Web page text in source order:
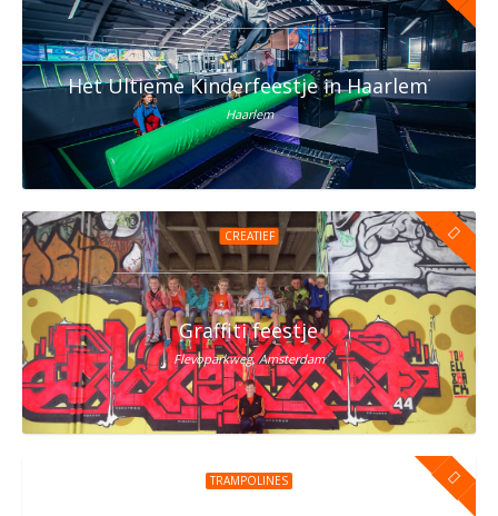
Het Ultieme Kinderfeestje in Haarlem? Vier
Haarlem
CREATIEF
Graffiti feestje
Flevoparkweg, Amsterdam
TRAMPOLINES